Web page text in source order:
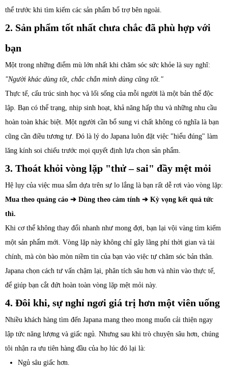
thể trước khi tìm kiếm các sản phẩm bổ trợ bên ngoài.
2. Sản phẩm tốt nhất chưa chắc đã phù hợp với
bạn
Một trong những điểm mù lớn nhất khi chăm sóc sức khỏe là suy nghĩ:
"Người khác dùng tốt, chắc chắn mình dùng cũng tốt."
Thực tế, cấu trúc sinh học và lối sống của mỗi người là một bản thể độc
lập. Bạn có thể trạng, nhịp sinh hoạt, khả năng hấp thu và những nhu cầu
hoàn toàn khác biệt. Một người cần bổ sung vi chất không có nghĩa là bạn
cũng cần điều tương tự. Đó là lý do Japana luôn đặt việc "hiểu đúng" làm
lăng kính soi chiếu trước mọi quyết định lựa chọn sản phẩm.
3. Thoát khỏi vòng lặp "thử – sai" đầy mệt mỏi
Hệ lụy của việc mua sắm dựa trên sự lo lắng là bạn rất dễ rơi vào vòng lặp:
Mua theo quảng cáo ➔ Dùng theo cảm tính ➔ Kỳ vọng kết quả tức
thì.
Khi cơ thể không thay đổi nhanh như mong đợi, bạn lại vội vàng tìm kiếm
một sản phẩm mới. Vòng lặp này không chỉ gây lãng phí thời gian và tài
chính, mà còn bào mòn niềm tin của bạn vào việc tự chăm sóc bản thân.
Japana chọn cách tư vấn chậm lại, phân tích sâu hơn và nhìn vào thực tế,
để giúp bạn cắt đứt hoàn toàn vòng lặp mệt mỏi này.
4. Đôi khi, sự nghỉ ngơi giá trị hơn một viên uống
Nhiều khách hàng tìm đến Japana mang theo mong muốn cải thiện ngay
lập tức năng lượng và giấc ngủ. Nhưng sau khi trò chuyện sâu hơn, chúng
tôi nhận ra ưu tiên hàng đầu của họ lúc đó lại là:
Ngủ sâu giấc hơn.